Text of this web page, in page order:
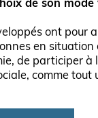
de son mode
ont pour
en situation
de participer à
comme tout